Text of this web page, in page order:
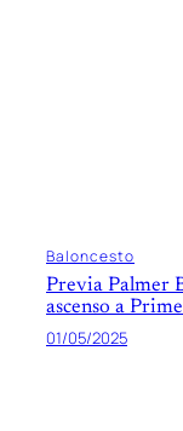
Baloncesto
Previa Palmer
ascenso a
01/05/2025